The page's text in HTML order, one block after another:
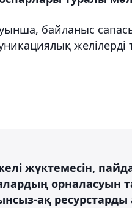
байланыс
желілерді
жүктемесін,
орналасуын
ақ ресурстарды